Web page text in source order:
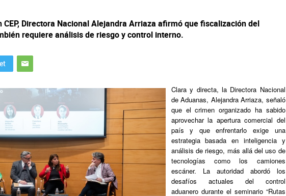
CEP, Directora Nacional Alejandra Arriaza afirmó que fiscalización del
requiere análisis de riesgo y control interno.
Clara y directa, la Directora Nacional
de Aduanas, Alejandra Arriaza, señaló
que el crimen organizado ha sabido
aprovechar la apertura comercial del
país y que enfrentarlo exige una
estrategia basada en inteligencia y
análisis de riesgo, más allá del uso de
tecnologías como los camiones
escáner. La autoridad abordó los
desafíos actuales del control
aduanero durante el seminario “Rutas